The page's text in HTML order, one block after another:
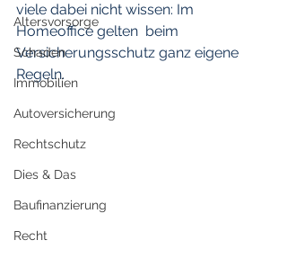
Altersvorsorge
Schaden
Immobilien
Autoversicherung
Rechtschutz
Dies & Das
Baufinanzierung
Recht
viele dabei nicht wissen: Im
Homeoffice gelten  beim
Versicherungsschutz ganz eigene
Regeln.